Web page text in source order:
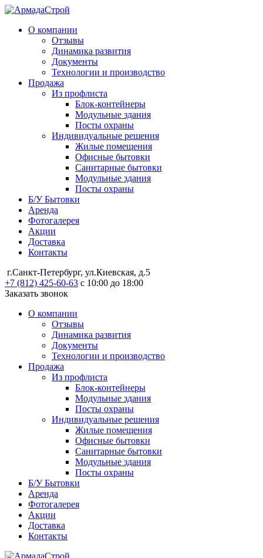
О компании
Отзывы
Динамика развития
Документы
Технологии и производство
Продажа
Из профлиста
Блок-контейнеры
Модульные здания
Посты охраны
Индивидуальные решения
Жилые помещения
Офисные бытовки
Санитарные бытовки
Модульные здания
Посты охраны
Б/У Бытовки
Аренда
Фотогалерея
Акции
Доставка
Контакты
г.Санкт-Петербург, ул.Киевская, д.5
+7 (812) 425-60-63 с 10:00 до 18:00
Заказать звонок
О компании
Отзывы
Динамика развития
Документы
Технологии и производство
Продажа
Из профлиста
Блок-контейнеры
Модульные здания
Посты охраны
Индивидуальные решения
Жилые помещения
Офисные бытовки
Санитарные бытовки
Модульные здания
Посты охраны
Б/У Бытовки
Аренда
Фотогалерея
Акции
Доставка
Контакты